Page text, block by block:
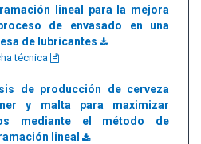
lineal para la mejora
de envasado en una
de lubricantes
técnica
de producción de cerveza
y malta para maximizar
mediante el método de
lineal